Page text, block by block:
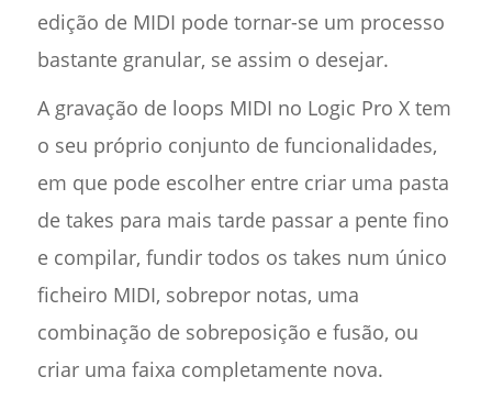
edição de MIDI pode tornar-se um processo
bastante granular, se assim o desejar.
A gravação de loops MIDI no Logic Pro X tem
o seu próprio conjunto de funcionalidades,
em que pode escolher entre criar uma pasta
de takes para mais tarde passar a pente fino
e compilar, fundir todos os takes num único
ficheiro MIDI, sobrepor notas, uma
combinação de sobreposição e fusão, ou
criar uma faixa completamente nova.